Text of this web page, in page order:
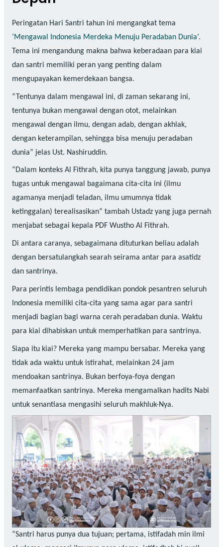
Peringatan Hari Santri tahun ini mengangkat tema
‘Mengawal Indonesia Merdeka Menuju Peradaban Dunia’.
Tema ini mengandung makna bahwa keberadaan para kiai
dan santri memiliki peran yang penting dalam
mengupayakan kemerdekaan bangsa.
“Tentunya dalam mengawal ini, di zaman sekarang ini,
tentunya bukan mengawal dengan otot, melainkan
mengawal dengan ilmu, dengan adab, dengan akhlak,
dengan keterampilan, sehingga bisa menuju peradaban
dunia” jelas Ust. Nashiruddin.
“Dalam konteks Al Fithrah, kita punya tanggung jawab, punya
tugas untuk mengawal bagaimana cita-cita ini (ilmu
agamanya menjadi teladan, ilmu umumnya tidak
ketinggalan) terealisasikan” tambah Ustadz yang juga pernah
menjabat sebagai kepala PDF Wustho Al Fithrah.
Di antara caranya, sebagaimana dituturkan beliau adalah
dengan bersatulangkah searah seirama antar para asatidz
dan santrinya.
Para perintis lembaga pendidikan pondok pesantren seluruh
Indonesia memiliki cita-cita yang sama agar para santri
menjadi bagian bagi warna cerah peradaban dunia. Waktu
para kiai dihabiskan untuk memperhatikan para santrinya.
Siapa itu kiai? Mereka yang mampu bersabar. Mereka yang
tidak ada waktu untuk istirahat, melainkan 24 jam
mendoakan santrinya. Bukan berfoya-foya dengan
memanfaatkan santrinya. Mereka mengamalkan hadits Nabi
untuk senantiasa mengasihi seluruh makhluk-Nya.
“Santri harus punya dua tujuan; pertama, istifadah min ilmi